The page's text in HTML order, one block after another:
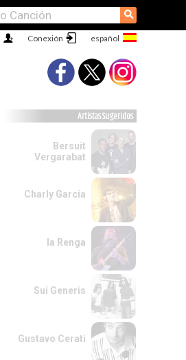
⚲
Conexión
Artistas Sugeridos
Bersuit
Vergarabat
Charly García
la Renga
Sui Generis
Gustavo Cerati